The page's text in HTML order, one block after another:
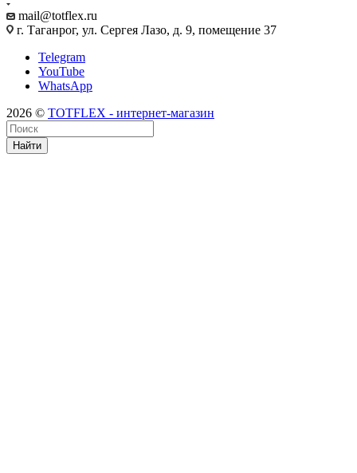
mail@totflex.ru
г. Таганрог, ул. Сергея Лазо, д. 9, помещение 37
Telegram
YouTube
WhatsApp
2026 © TOTFLEX - интернет-магазин
Найти